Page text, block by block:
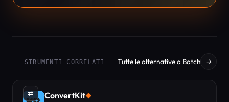
STRUMENTI CORRELATI Tutte le alternative a Batch →
⇄ ConvertKit◆